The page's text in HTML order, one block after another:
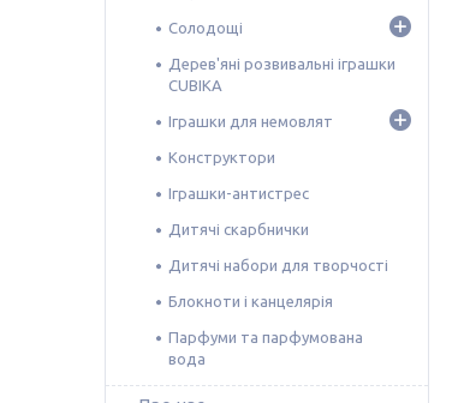
Солодощі
Дерев'яні розвивальні іграшки
CUBIKA
Іграшки для немовлят
Конструктори
Іграшки-антистрес
Дитячі скарбнички
Дитячі набори для творчості
Блокноти і канцелярія
Парфуми та парфумована
вода